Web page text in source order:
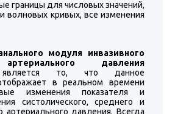
границы для числовых значений,
волновых кривых, все изменения
модуля инвазивного
давления
является то, что данное
в реальном времени
изменения показателя и
систолического, среднего и
артериального давления. Всегда